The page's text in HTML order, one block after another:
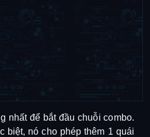
nhất để bắt đầu chuỗi combo.
biệt, nó cho phép thêm 1 quái